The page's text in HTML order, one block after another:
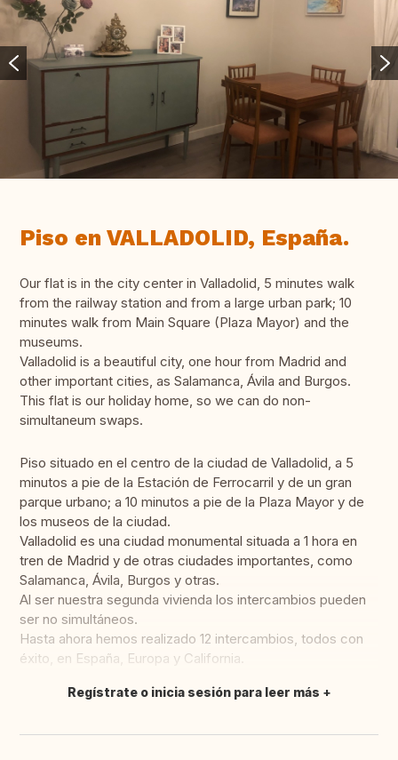
Piso en VALLADOLID, España.
Our flat is in the city center in Valladolid, 5 minutes walk
from the railway station and from a large urban park; 10
minutes walk from Main Square (Plaza Mayor) and the
museums.
Valladolid is a beautiful city, one hour from Madrid and
other important cities, as Salamanca, Ávila and Burgos.
This flat is our holiday home, so we can do non-
simultaneum swaps.
Piso situado en el centro de la ciudad de Valladolid, a 5
minutos a pie de la Estación de Ferrocarril y de un gran
parque urbano; a 10 minutos a pie de la Plaza Mayor y de
los museos de la ciudad.
Valladolid es una ciudad monumental situada a 1 hora en
tren de Madrid y de otras ciudades importantes, como
Salamanca, Ávila, Burgos y otras.
Al ser nuestra segunda vivienda los intercambios pueden
ser no simultáneos.
Hasta ahora hemos realizado 12 intercambios, todos con
éxito, en España, Europa y California.
Traducir
Regístrate o inicia sesión para leer más